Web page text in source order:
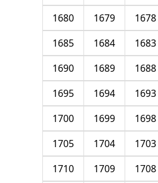
1678
1679
1680
1683
1684
1685
1688
1689
1690
1693
1694
1695
1698
1699
1700
1703
1704
1705
1708
1709
1710